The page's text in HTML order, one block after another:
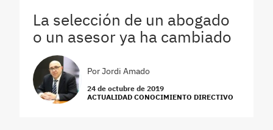
La selección de un abogado
o un asesor ya ha cambiado
PorJordi Amado
24 de octubre de 2019
ACTUALIDAD CONOCIMIENTO DIRECTIVO